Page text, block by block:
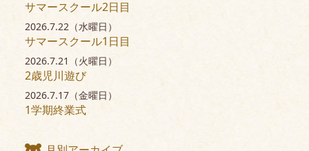
サマースクール2日目
2026.7.22（水曜日）
サマースクール1日目
2026.7.21（火曜日）
2歳児川遊び
2026.7.17（金曜日）
1学期終業式